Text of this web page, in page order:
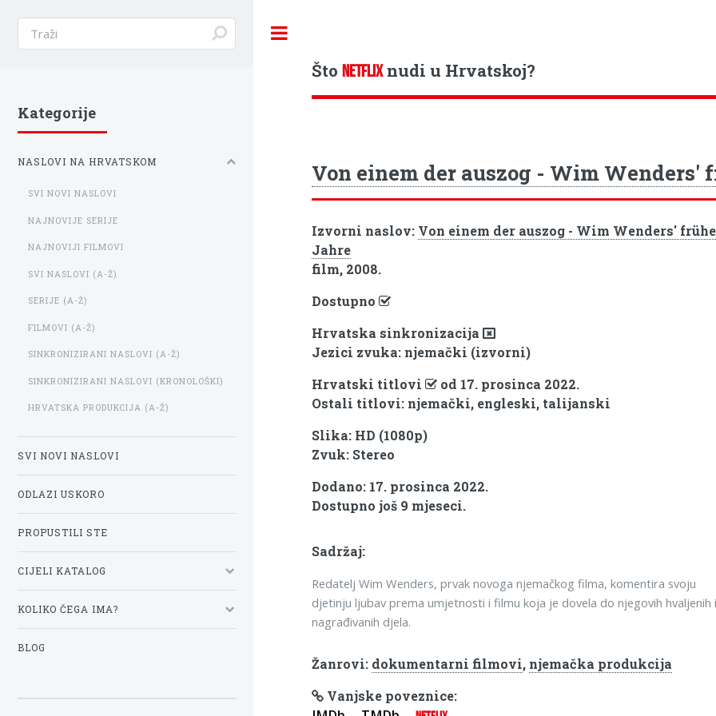
ŠtoNETFLIXnudi u Hrvatskoj?
Von einem der auszog - Wim Wenders'
Izvorni naslov: Von einem der auszog - Wim Wenders' frühe
Jahre
film, 2008.
Dostupno
Hrvatska sinkronizacija
Jezici zvuka: njemački (izvorni)
Hrvatski titlovi
od 17. prosinca 2022.
Ostali titlovi: njemački, engleski, talijanski
Slika: HD (1080p)
Zvuk: Stereo
Dodano: 17. prosinca 2022.
Dostupno još 9 mjeseci.
Sadržaj:
Redatelj Wim Wenders, prvak novoga njemačkog filma, komentira svoju
djetinju ljubav prema umjetnosti i filmu koja je dovela do njegovih hvaljenih
nagrađivanih djela.
Žanrovi: dokumentarni filmovi, njemačka produkcija
Vanjske poveznice:
Kategorije
NASLOVI NA HRVATSKOM
SVI NOVI NASLOVI
NAJNOVIJE SERIJE
NAJNOVIJI FILMOVI
SVI NASLOVI (A-Ž)
SERIJE (A-Ž)
FILMOVI (A-Ž)
SINKRONIZIRANI NASLOVI (A-Ž)
SINKRONIZIRANI NASLOVI (KRONOLOŠKI)
HRVATSKA PRODUKCIJA (A-Ž)
SVI NOVI NASLOVI
ODLAZI USKORO
PROPUSTILI STE
CIJELI KATALOG
KOLIKO ČEGA IMA?
BLOG
Toggle